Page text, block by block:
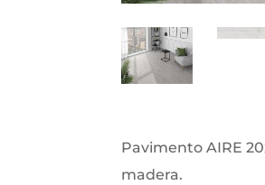
Pavimento AIRE
madera.